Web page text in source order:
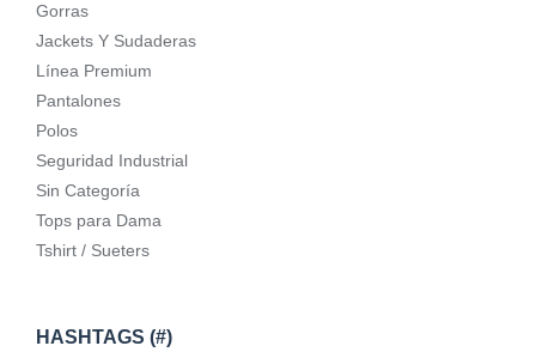
Gorras
Jackets Y Sudaderas
Línea Premium
Pantalones
Polos
Seguridad Industrial
Sin Categoría
Tops para Dama
Tshirt / Sueters
HASHTAGS (#)